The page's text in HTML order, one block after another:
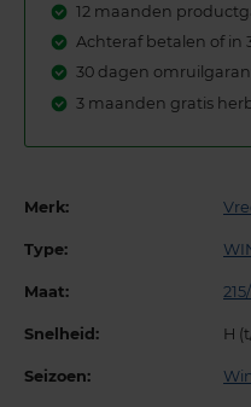
12 maanden
Achteraf betalen of in
30 dagen
3 maanden gratis
Merk:
Type:
Maat:
Snelheid: H
Seizoen: